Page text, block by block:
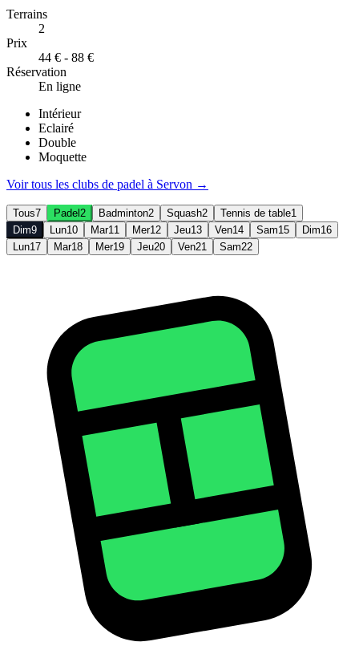
Terrains
2
Prix
44 € - 88 €
Réservation
En ligne
Intérieur
Eclairé
Double
Moquette
Voir tous les clubs de padel à Servon →
Tous7 Padel 2 Badminton2 Squash2 Tennis de table1
Dim9 Lun10 Mar11 Mer12 Jeu13 Ven14 Sam15 Dim16
Lun17 Mar18 Mer19 Jeu20 Ven21 Sam22